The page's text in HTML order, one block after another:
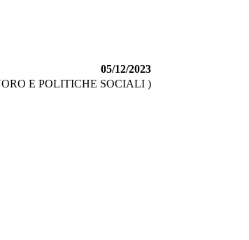
05/12/2023
E POLITICHE SOCIALI )